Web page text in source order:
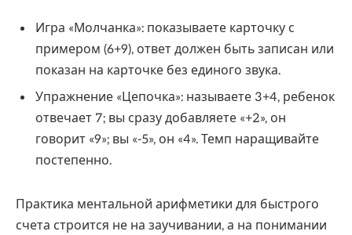
Игра «Молчанка»: показываете карточку с
примером (6+9), ответ должен быть записан или
показан на карточке без единого звука.
Упражнение «Цепочка»: называете 3+4, ребенок
отвечает 7; вы сразу добавляете «+2», он
говорит «9»; вы «-5», он «4». Темп наращивайте
постепенно.
Практика ментальной арифметики для быстрого
счета строится не на заучивании, а на понимании